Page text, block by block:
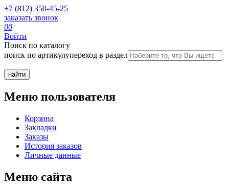
+7 (812) 350-45-25
заказать звонок
00
Войти
Поиск по каталогу
поиск по артикулупереход в раздел
Меню пользователя
Корзина
Закладки
Заказы
История заказов
Личные данные
Меню сайта